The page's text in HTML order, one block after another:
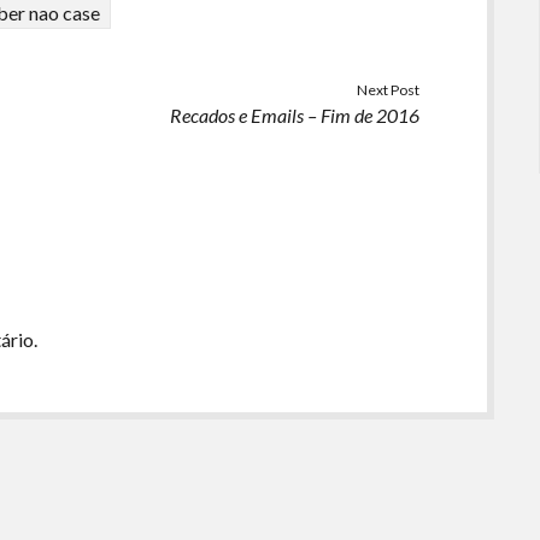
volume.
nao case
Next Post
Recados e Emails – Fim de 2016